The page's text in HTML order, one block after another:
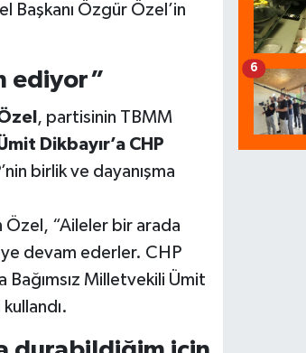
Başkanı Özgür Özel’in
ediyor”
, partisinin TBMM
Dikbayır’a CHP
birlik ve dayanışma
Özel, “Aileler bir arada
devam ederler. CHP
Bağımsız Milletvekili Ümit
6